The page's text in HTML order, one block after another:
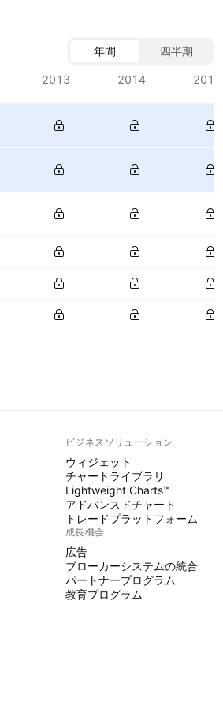
年間
四半期
2013 2014 2015
ビジネスソリューション
ウィジェット
チャートライブラリ
Lightweight Charts™
アドバンスドチャート
トレードプラットフォーム
成長機会
広告
ブローカーシステムの統合
パートナープログラム
教育プログラム